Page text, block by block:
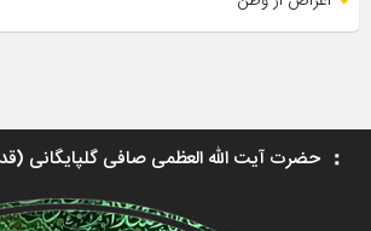
حضرت آیت الله العظمی صافی گلپایگانی